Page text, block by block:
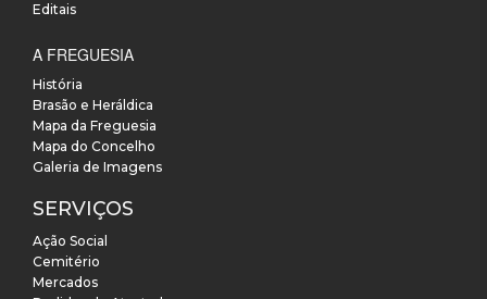
Editais
A FREGUESIA
História
Brasão e Heráldica
Mapa da Freguesia
Mapa do Concelho
Galeria de Imagens
SERVIÇOS
Ação Social
Cemitério
Mercados